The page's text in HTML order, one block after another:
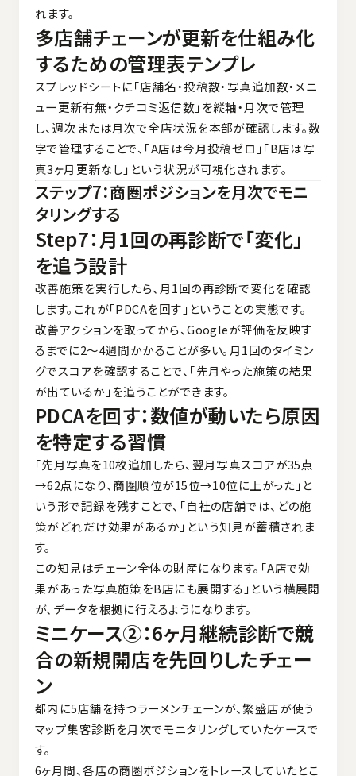
れます。
多店舗チェーンが更新を仕組み化
するための管理表テンプレ
スプレッドシートに「店舗名・投稿数・写真追加数・メニ
ュー更新有無・クチコミ返信数」を縦軸・月次で管理
し、週次または月次で全店状況を本部が確認します。数
字で管理することで、「A店は今月投稿ゼロ」「B店は写
真3ヶ月更新なし」という状況が可視化されます。
ステップ7：商圏ポジションを月次でモニ
タリングする
Step7：月1回の再診断で「変化」
を追う設計
改善施策を実行したら、月1回の再診断で変化を確認
します。これが「PDCAを回す」ということの実態です。
改善アクションを取ってから、Googleが評価を反映す
るまでに2〜4週間かかることが多い。月1回のタイミン
グでスコアを確認することで、「先月やった施策の結果
が出ているか」を追うことができます。
PDCAを回す：数値が動いたら原因
を特定する習慣
「先月写真を10枚追加したら、翌月写真スコアが35点
→62点になり、商圏順位が15位→10位に上がった」と
いう形で記録を残すことで、「自社の店舗では、どの施
策がどれだけ効果があるか」という知見が蓄積されま
す。
この知見はチェーン全体の財産になります。「A店で効
果があった写真施策をB店にも展開する」という横展開
が、データを根拠に行えるようになります。
ミニケース②：6ヶ月継続診断で競
合の新規開店を先回りしたチェー
ン
都内に5店舗を持つラーメンチェーンが、繁盛店が使う
マップ集客診断を月次でモニタリングしていたケースで
す。
6ヶ月間、各店の商圏ポジションをトレースしていたとこ